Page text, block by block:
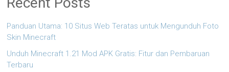
Panduan Utama: 10 Situs Web Teratas untuk Mengunduh Foto
Skin Minecraft
Unduh Minecraft 1.21 Mod APK Gratis: Fitur dan Pembaruan
Terbaru